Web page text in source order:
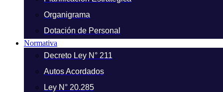
Organigrama
Dotación de Personal
Normativa
Decreto Ley N° 211
Autos Acordados
Ley N° 20.285